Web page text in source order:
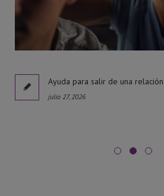
Ayuda para salir de una
julio 27, 2026